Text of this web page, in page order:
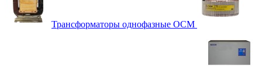
Трансформаторы однофазные ОСМ